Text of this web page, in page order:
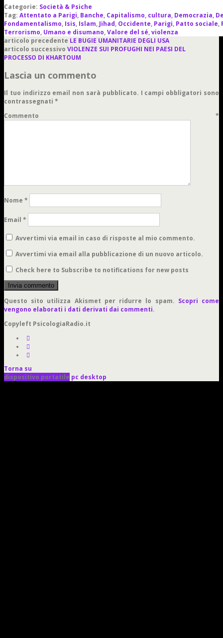
Categorie: Società & Psiche
Tag: Attentato a Parigi, Banche, Capitalismo, cultura, Democrazia,
Fondamentalismo, Isis, Islam, Jihad, Occidente, Parigi, Patto sociale,
Terrorismo, Umano e disumano,Valore del sé,violenza
articolo precedente LE BUGIE UMANITARIE DEGLI USA
articolo successivo VIOLENZE SUI PROFUGHI NEI PAESI DEL
PROCESSO DI KHARTOUM
Lascia un commento
Il tuo indirizzo email non sarà pubblicato. I campi obbligatori sono
contrassegnati *
Commento *
Nome *
Email *
Avvertimi via email in caso di risposte al mio commento.
Avvertimi via email alla pubblicazione di un nuovo articolo.
Check here to Subscribe to notifications for new posts
Questo sito utilizza Akismet per ridurre lo spam. Scopri come
vengono elaborati i dati derivati dai commenti.
Copyleft PsicologiaRadio.it
Torna su
dispositivo portatile pc desktop